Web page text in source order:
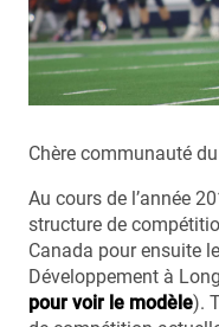
Chère communauté
Au cours de l’année
structure de
Canada pour ensuite
Développement à
pour voir le modèle).